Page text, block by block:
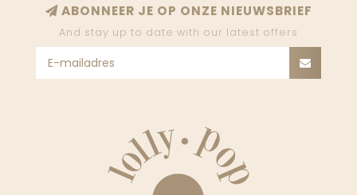
ABONNEER JE OP ONZE NIEUWSBRIEF
And stay up to date with our latest offers